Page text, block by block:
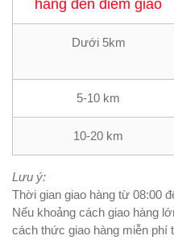
hàng đến điểm giao
Dưới 5km
5-10 km
10-20 km
Lưu ý:
Thời gian giao hàng từ 08:00
Nếu khoảng cách giao hàng
cách thức giao hàng miễn phí